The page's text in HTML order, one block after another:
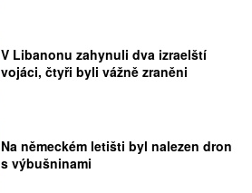
V Libanonu zahynuli dva izraelští
vojáci, čtyři byli vážně zraněni
Na německém letišti byl nalezen dron
s výbušninami